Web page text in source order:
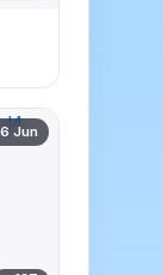
Jun